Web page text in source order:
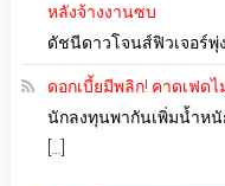
หลังจ้างงานซบ
ดัชนีดาวโจนส์ฟิวเจอร์พุ่
ดอกเบี้ยมีพลิก! คาดเฟด
นักลงทุนพากันเพิ่มน้ำห